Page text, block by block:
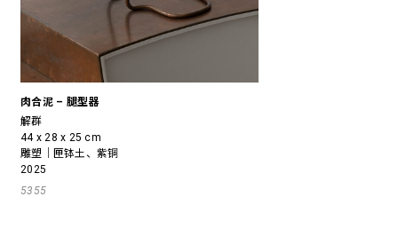
肉合泥 – 腿型器
解群
44 x 28 x 25 cm
雕塑｜匣钵土、紫铜
2025
5355